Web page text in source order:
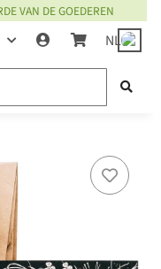
VAN DE GOEDEREN
NL